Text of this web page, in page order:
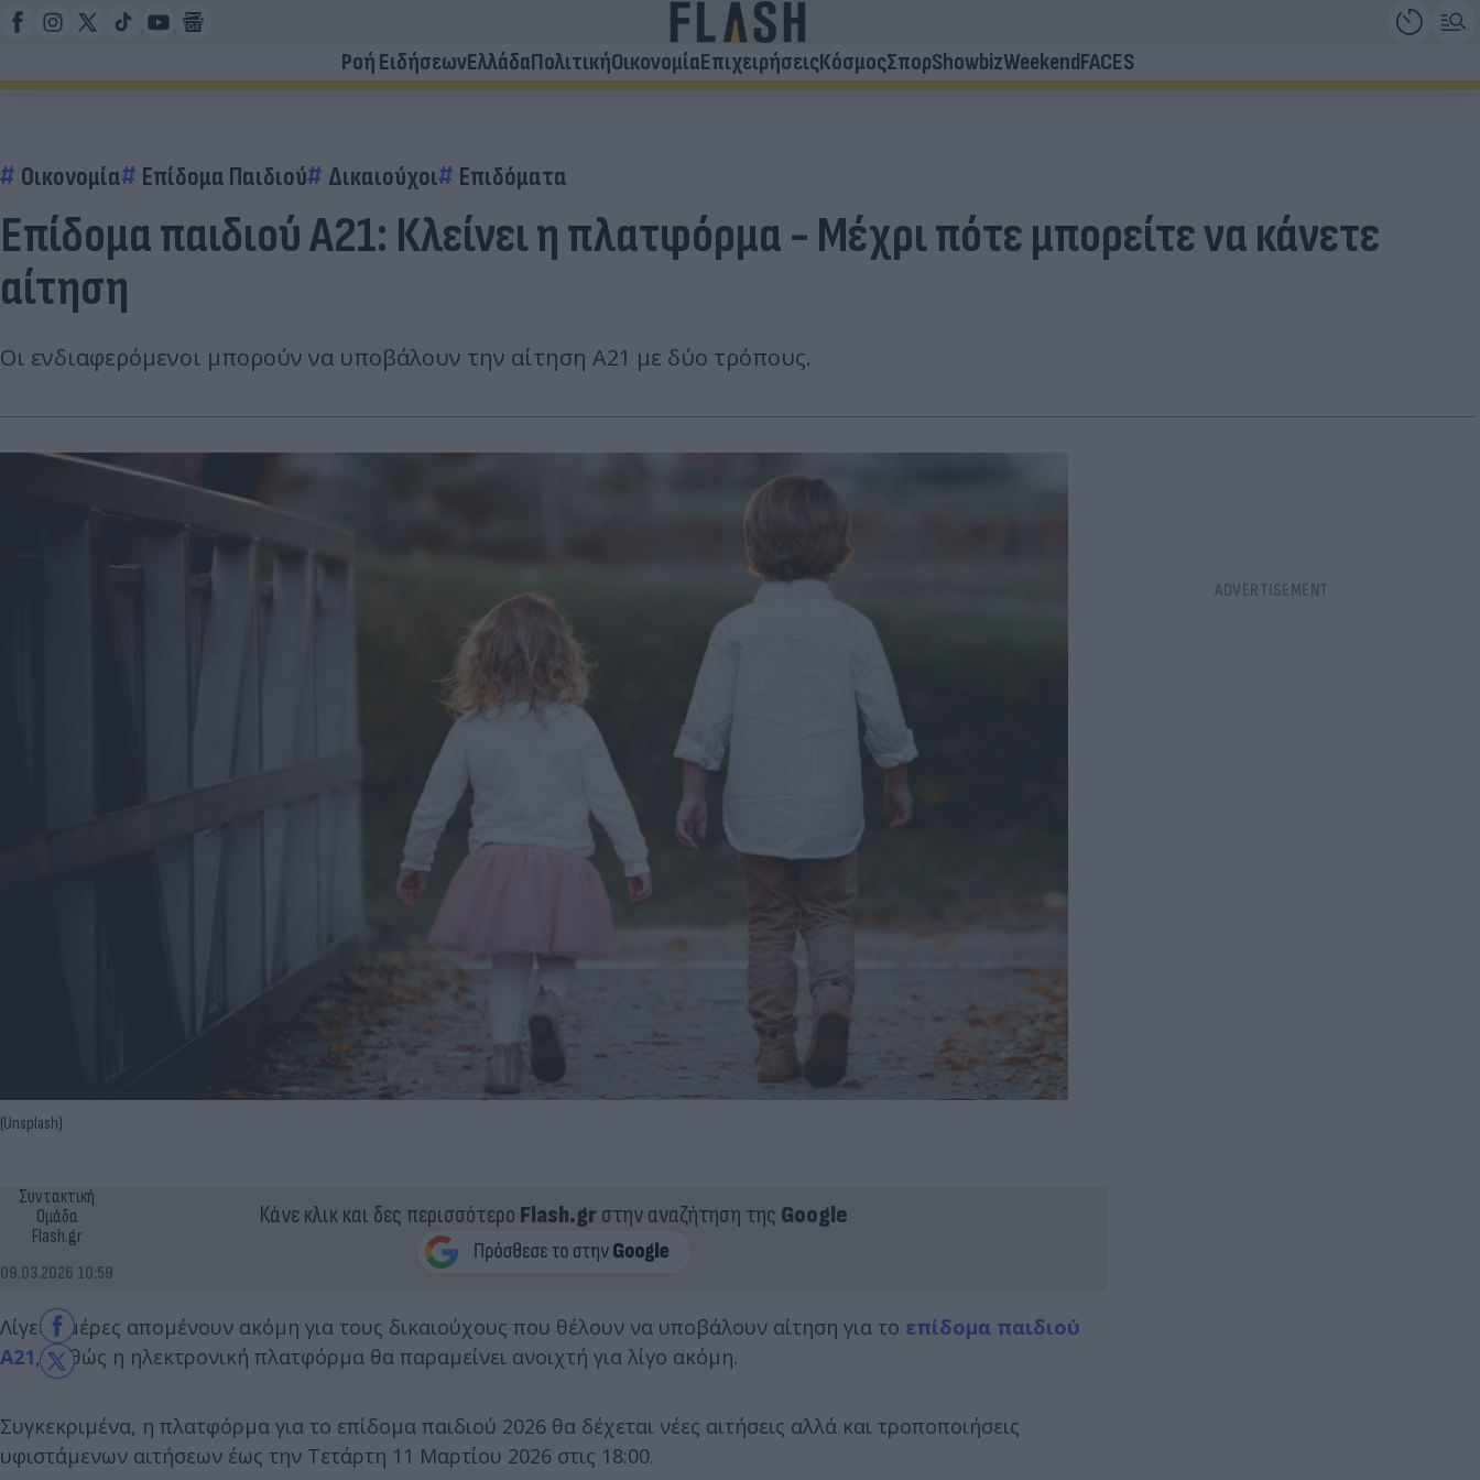
Ροή ΕιδήσεωνΕλλάδαΠολιτικήΟικονομίαΕπιχειρήσειςΚόσμοςΣπορShowbizWeekendFACES
Οικονομία Επίδομα Παιδιού Δικαιούχοι Επιδόματα
Επίδομα παιδιού Α21: Κλείνει η πλατφόρμα - Μέχρι πότε μπορείτε να κάνετε
αίτηση
Οι ενδιαφερόμενοι μπορούν να υποβάλουν την αίτηση Α21 με δύο τρόπους.
(Unsplash)
Συντακτική
Ομάδα
Flash.gr
09.03.2026 10:59
Κάνε κλικ και δες περισσότερο Flash.grστην αναζήτηση της Google
Λίγες ημέρες απομένουν ακόμη για τους δικαιούχους που θέλουν να υποβάλουν αίτηση για το επίδομα παιδιού
Α21, καθώς η ηλεκτρονική πλατφόρμα θα παραμείνει ανοιχτή για λίγο ακόμη.
Συγκεκριμένα, η πλατφόρμα για το επίδομα παιδιού 2026 θα δέχεται νέες αιτήσεις αλλά και τροποποιήσεις
υφιστάμενων αιτήσεων έως την Τετάρτη 11 Μαρτίου 2026 στις 18:00.